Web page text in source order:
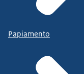
Papiamento